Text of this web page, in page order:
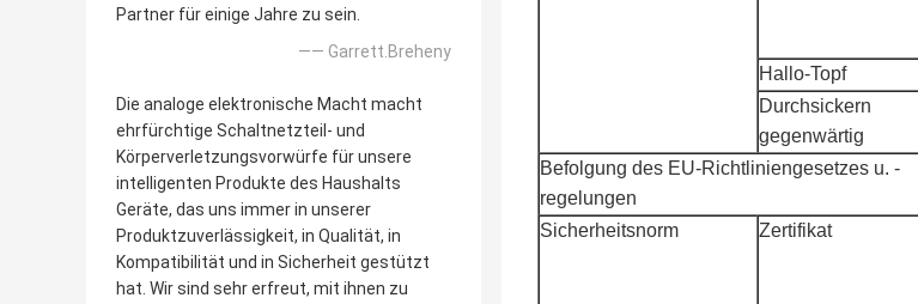
Partner für einige Jahre zu sein.
—— Garrett.Breheny
Die analoge elektronische Macht macht
ehrfürchtige Schaltnetzteil- und
Körperverletzungsvorwürfe für unsere
intelligenten Produkte des Haushalts
Geräte, das uns immer in unserer
Produktzuverlässigkeit, in Qualität, in
Kompatibilität und in Sicherheit gestützt
hat. Wir sind sehr erfreut, mit ihnen zu
Hallo-Topf
Durchsickern
gegenwärtig
Befolgung des EU-Richtliniengesetzes u. -
regelungen
Sicherheitsnorm Zertifikat